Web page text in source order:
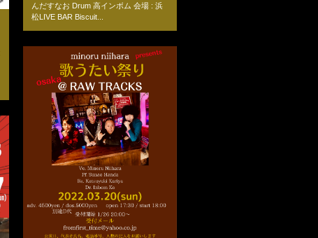
んだすなお Drum 高インボム 会場 : 浜
松LIVE BAR Biscuit...